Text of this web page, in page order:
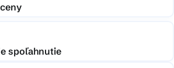
spoľahnutie